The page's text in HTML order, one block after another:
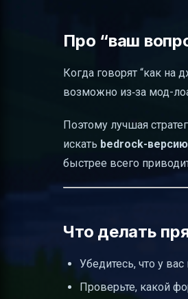
Про “ваш
Когда говорят “как на
возможно из‑за мод-
Поэтому лучшая
искать bedrock-
быстрее всего
Что делать
Убедитесь, что у
Проверьте, какой